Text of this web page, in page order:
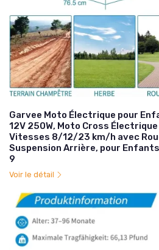
Garvee Moto Électrique pour
12V 250W, Moto Cross
Vitesses 8/12/23 km/h avec
Suspension Arrière, pour Enfants
9
Voir le détail